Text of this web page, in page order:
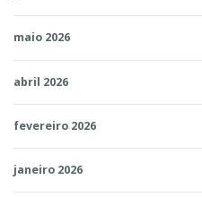
maio 2026
abril 2026
fevereiro 2026
janeiro 2026